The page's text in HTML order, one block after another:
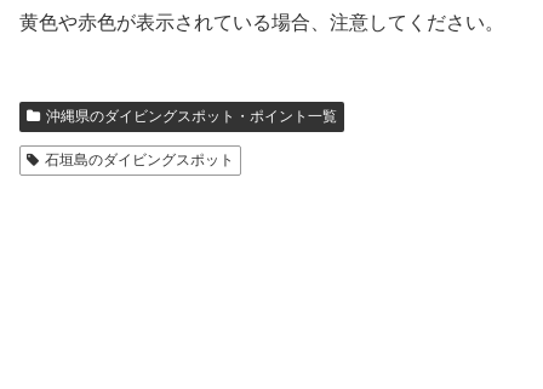
黄色や赤色が表示されている場合、注意してください。
沖縄県のダイビングスポット・ポイント一覧
石垣島のダイビングスポット